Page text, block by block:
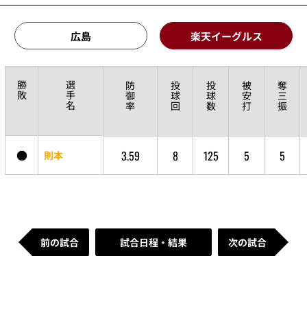
広島 楽天イーグルス
勝
敗
選
手
名
防
御
率
投
球
回
投
球
数
被
安
打
奪
三
振
● 則本 3.59 8 125 5 5
前の試合 試合日程・結果 次の試合